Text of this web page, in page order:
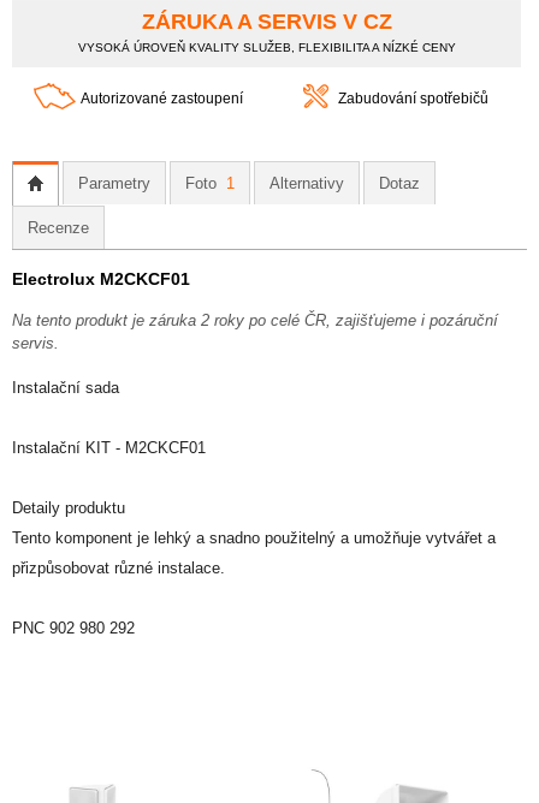
ZÁRUKA A SERVIS V CZ
VYSOKÁ ÚROVEŇ KVALITY SLUŽEB, FLEXIBILITA A NÍZKÉ CENY
Autorizované zastoupení Zabudování spotřebičů
Parametry Foto 1 Alternativy Dotaz
Recenze
Electrolux M2CKCF01
Na tento produkt je záruka 2 roky po celé ČR, zajišťujeme i pozáruční
servis.
Instalační sada
Instalační KIT - M2CKCF01
Detaily produktu
Tento komponent je lehký a snadno použitelný a umožňuje vytvářet a
přizpůsobovat různé instalace.
PNC 902 980 292